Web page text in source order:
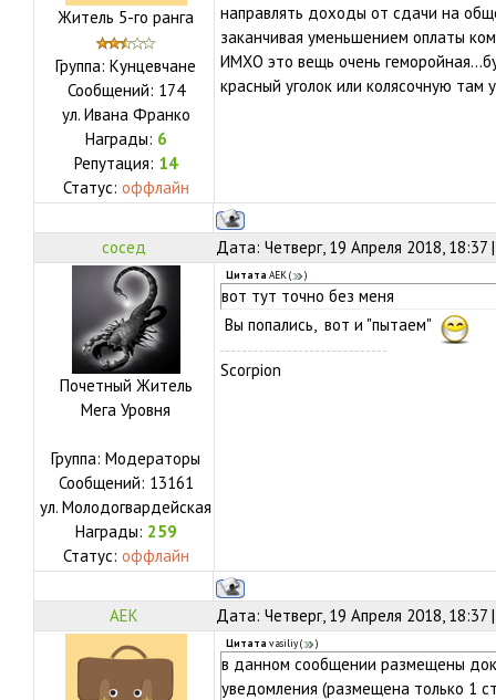
Житель 5-го ранга
Группа: Кунцевчане
Сообщений: 174
ул. Ивана Франко
Награды: 6
Репутация: 14
Статус: оффлайн
направлять доходы от сдачи на
заканчивая уменьшением оплаты
ИМХО это вещь очень
красный уголок или колясочную там
сосед Дата: Четверг, 19 Апреля 2018,
Почетный Житель
Мега Уровня
Группа: Модераторы
Сообщений: 13161
ул. Молодогвардейская
Награды: 259
Статус: оффлайн
Цитата АЕК( )
вот тут точно без меня
Вы попались, вот и "пытаем"
Scorpion
АЕК Дата: Четверг, 19 Апреля 2018,
Цитата vasiliy( )
в данном сообщении размещены
уведомления (размещена только 1